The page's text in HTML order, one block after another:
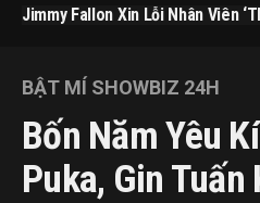
Jimmy Fallon Xin Lỗi Nhân Viên
BẬT MÍ SHOWBIZ 24H
Bốn Năm Yêu
Puka, Gin Tuấn